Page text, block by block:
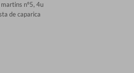
nº5, 4u
de caparica